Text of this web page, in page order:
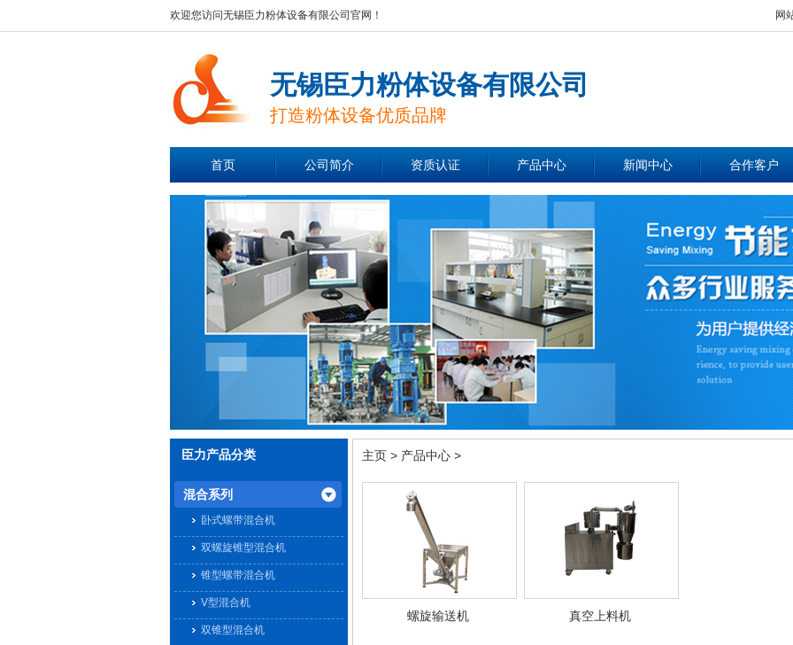
欢迎您访问无锡臣力粉体设备有限公司官网！ 网
无锡臣力粉体设备有限公司
打造粉体设备优质品牌
首页 公司简介 资质认证 产品中心 新闻中心 合作客户
臣力产品分类
混合系列
卧式螺带混合机
双螺旋锥型混合机
锥型螺带混合机
V型混合机
双锥型混合机
主页 > 产品中心 >
螺旋输送机 真空上料机